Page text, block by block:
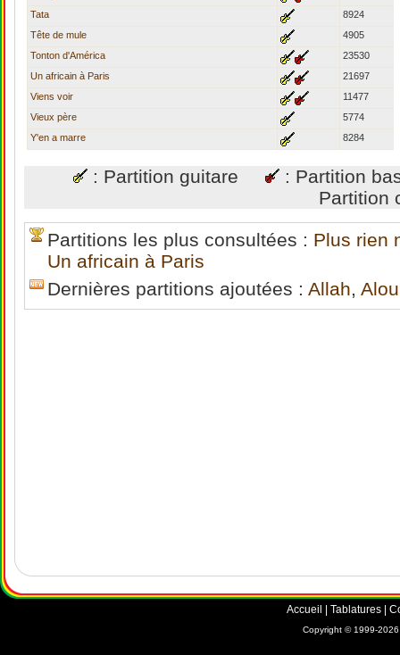
Tata
8924
Tête de mule
4905
Tonton d'América
23530
Un africain à Paris
21697
Viens voir
11477
Vieux père
5774
Y'en a marre
8284
: Partition guitare
: Partition
Partitions les plus consultées : Plus rien
Un africain à Paris
Dernières partitions ajoutées : Allah,
Accueil Tablatures
Copyright © 1999-